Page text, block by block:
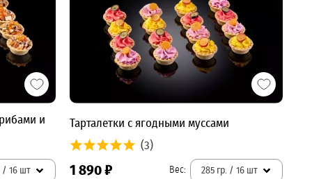
и
/ 16 шт
Тарталетки с ягодными муссами
(3)
1 890 ₽ 285 гр. / 16 шт